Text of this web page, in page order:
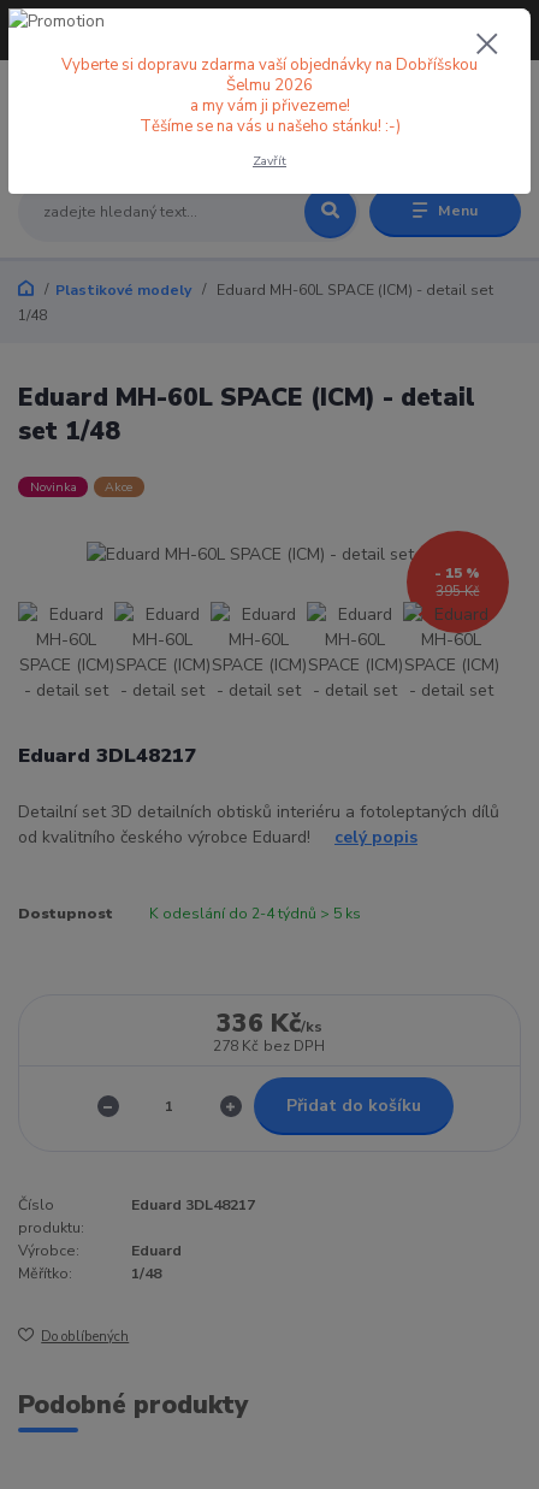
Menu
+420 773 998 582
Plastikové modely
Eduard MH-60L SPACE (ICM) - detail set
1/48
Eduard MH-60L SPACE (ICM) - detail
set 1/48
Novinka Akce
395 Kč
- 15 %
Eduard 3DL48217
Detailní set 3D detailních obtisků interiéru a fotoleptaných dílů
od kvalitního českého výrobce Eduard! celý popis
Dostupnost K odeslání do 2-4 týdnů > 5 ks
336 Kč/ks
278 Kč bez DPH
Přidat do košíku
Číslo
produktu:
Eduard 3DL48217
Výrobce:
Eduard
Měřítko:
1/48
Do oblíbených
Podobné produkty
Vyberte si dopravu zdarma vaší objednávky na Dobříšskou
Šelmu 2026
a my vám ji přivezeme!
Těšíme se na vás u našeho stánku! :-)
Zavřít